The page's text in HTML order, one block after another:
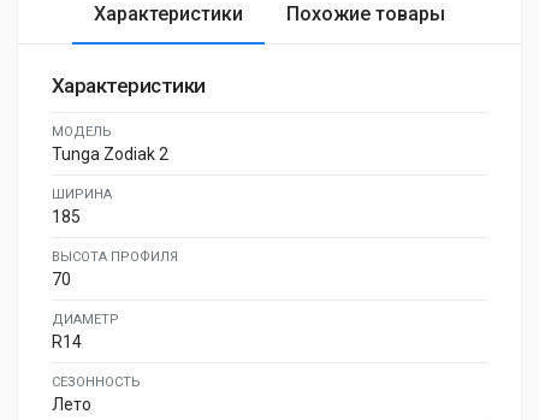
Характеристики Похожие товары
Характеристики
МОДЕЛЬ
Tunga Zodiak 2
ШИРИНА
185
ВЫСОТА ПРОФИЛЯ
70
ДИАМЕТР
R14
СЕЗОННОСТЬ
Лето